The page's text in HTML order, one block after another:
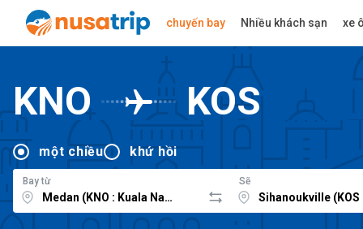
chuyến bay Nhiều khách sạn xe
KNO KOS
một chiều khứ hồi
Bay từ Sẽ